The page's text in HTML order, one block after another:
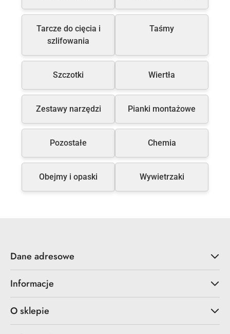
Tarcze do cięcia i
szlifowania
Taśmy
Szczotki Wiertła
Zestawy narzędzi Pianki montażowe
Pozostałe Chemia
Obejmy i opaski Wywietrzaki
Dane adresowe
Informacje
O sklepie